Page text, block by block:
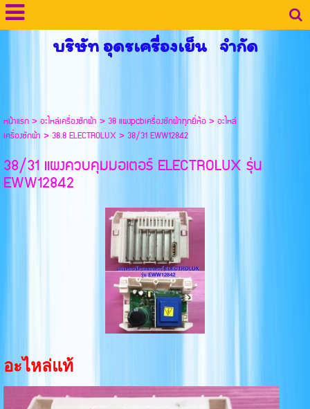
บริษัท อุดรเครื่องเย็น จำกัด
หน้าแรก>อะไหล่เครื่องซักผ้า > 38 แผงpcbเครื่องซักผ้าทุกยี่ห้อ>อะไหล่
เครื่องซักผ้า >38.8 ELECTROLUX > 38/31 EWW12842
38/31 แผงควบคุมมอเตอร์ ELECTROLUX รุ่น
EWW12842
อะไหล่แท้